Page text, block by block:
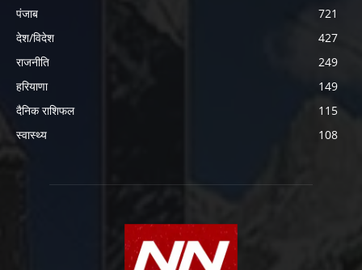
पंजाब
721
देश/विदेश
427
राजनीति
249
हरियाणा
149
दैनिक राशिफल
115
स्वास्थ्य
108